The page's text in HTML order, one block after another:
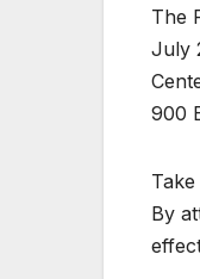
The
July
900
By